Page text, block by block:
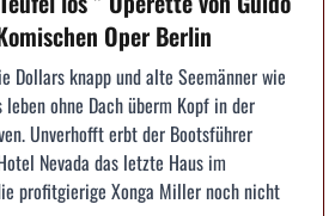
Oper Berlin
Dollars knapp und alte Seemänner wie
leben ohne Dach überm Kopf in der
Unverhofft erbt der Bootsführer
Nevada das letzte Haus im
profitgierige Xonga Miller noch nicht